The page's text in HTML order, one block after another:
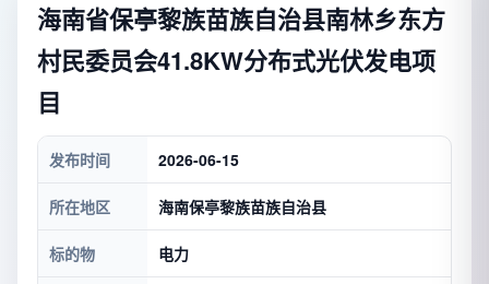
海南省保亭黎族苗族自治县南林乡东方
村民委员会41.8KW分布式光伏发电项
目
发布时间 2026-06-15
所在地区 海南保亭黎族苗族自治县
标的物 电力